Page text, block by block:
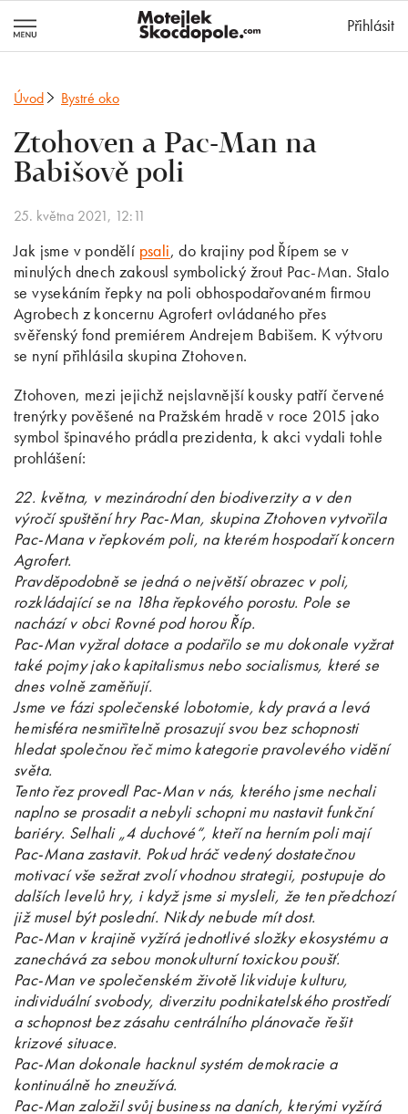
Přihlásit
Úvod Bystré oko
Ztohoven a Pac-Man na
Babišově poli
25. května 2021, 12:11
Jak jsme v pondělí psali, do krajiny pod Řípem se v
minulých dnech zakousl symbolický žrout Pac-Man. Stalo
se vysekáním řepky na poli obhospodařovaném firmou
Agrobech z koncernu Agrofert ovládaného přes
svěřenský fond premiérem Andrejem Babišem. K výtvoru
se nyní přihlásila skupina Ztohoven.
Ztohoven, mezi jejichž nejslavnější kousky patří červené
trenýrky pověšené na Pražském hradě v roce 2015 jako
symbol špinavého prádla prezidenta, k akci vydali tohle
prohlášení:
22. května, v mezinárodní den biodiverzity a v den
výročí spuštění hry Pac-Man, skupina Ztohoven vytvořila
Pac-Mana v řepkovém poli, na kterém hospodaří koncern
Agrofert.
Pravděpodobně se jedná o největší obrazec v poli,
rozkládající se na 18ha řepkového porostu. Pole se
nachází v obci Rovné pod horou Říp.
Pac-Man vyžral dotace a podařilo se mu dokonale vyžrat
také pojmy jako kapitalismus nebo socialismus, které se
dnes volně zaměňují.
Jsme ve fázi společenské lobotomie, kdy pravá a levá
hemisféra nesmiřitelně prosazují svou bez schopnosti
hledat společnou řeč mimo kategorie pravolevého vidění
světa.
Tento řez provedl Pac-Man v nás, kterého jsme nechali
naplno se prosadit a nebyli schopni mu nastavit funkční
bariéry. Selhali „4 duchové“, kteří na herním poli mají
Pac-Mana zastavit. Pokud hráč vedený dostatečnou
motivací vše sežrat zvolí vhodnou strategii, postupuje do
dalších levelů hry, i když jsme si mysleli, že ten předchozí
již musel být poslední. Nikdy nebude mít dost.
Pac-Man v krajině vyžírá jednotlivé složky ekosystému a
zanechává za sebou monokulturní toxickou poušť.
Pac-Man ve společenském životě likviduje kulturu,
individuální svobody, diverzitu podnikatelského prostředí
a schopnost bez zásahu centrálního plánovače řešit
krizové situace.
Pac-Man dokonale hacknul systém demokracie a
kontinuálně ho zneužívá.
Pac-Man založil svůj business na daních, kterými vyžírá